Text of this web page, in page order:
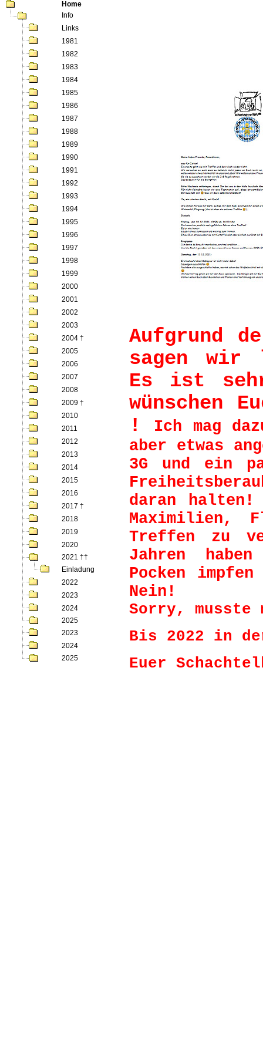
Home
Info
Links
1981
1982
1983
1984
1985
1986
1987
1988
1989
1990
1991
1992
1993
1994
1995
1996
1997
1998
1999
2000
2001
2002
2003
2004 †
2005
2006
2007
2008
2009 †
2010
2011
2012
2013
2014
2015
2016
2017 †
2018
2019
2020
2021 ††
Einladung
2022
2023
2024
2025
2023
2024
2025
Aufgrund
sagen wir
Es ist
wünschen
!
Ich mag
aber etwas
3G und ein
daran halten!
Maximilien,
Treffen zu
Jahren
Pocken
Nein!
Sorry, musste
Bis 2022 in
Euer